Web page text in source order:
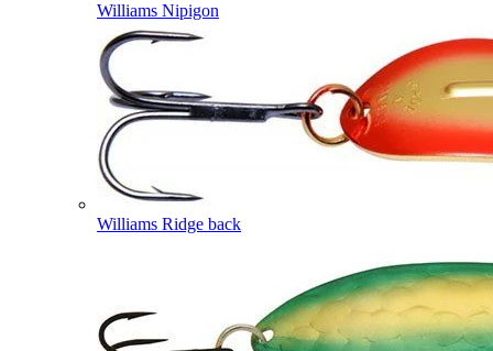
Williams Nipigon
Williams Ridge back